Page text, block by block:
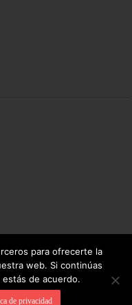
almacena ningún archivo en sus
para ofrecerte la
web. Si continúas
estás de acuerdo.
de privacidad